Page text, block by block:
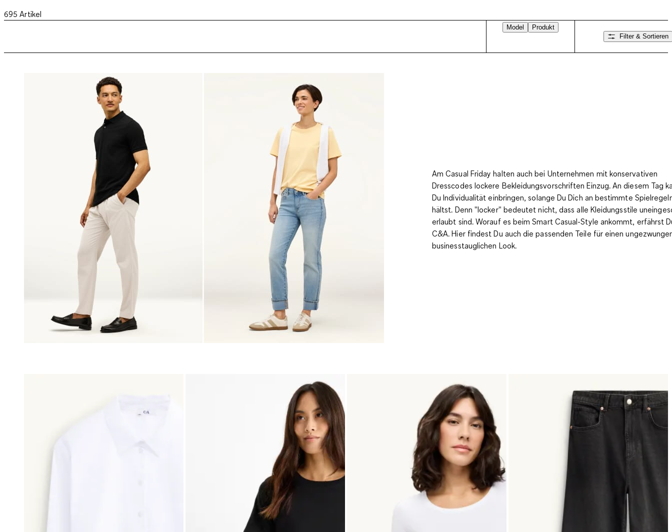
695 Artikel
Model
Produkt
Filter & Sortieren
Am Casual Friday halten auch bei Unternehmen mit konservativen
Dresscodes lockere Bekleidungsvorschriften Einzug. An diesem Tag
Du Individualität einbringen, solange Du Dich an bestimmte
hältst. Denn "locker" bedeutet nicht, dass alle Kleidungsstile
erlaubt sind. Worauf es beim Smart Casual-Style ankommt, erfährst
C&A. Hier findest Du auch die passenden Teile für einen
businesstauglichen Look.